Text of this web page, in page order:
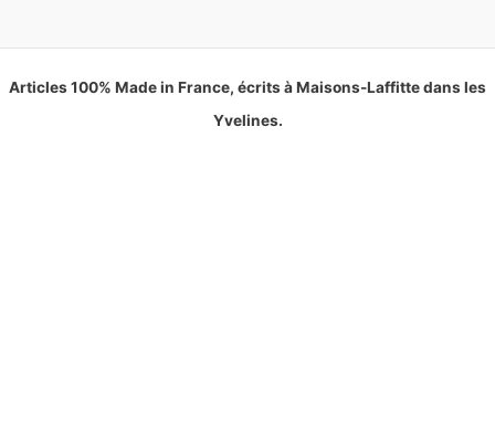
Articles 100% Made in France, écrits à Maisons-Laffitte dans les
Yvelines.